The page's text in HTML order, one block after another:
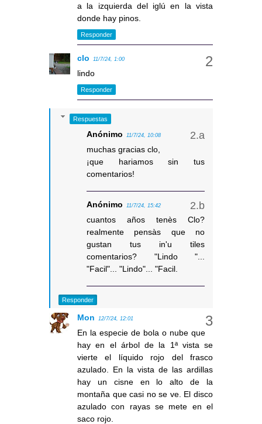
a la izquierda del iglú en la vista
donde hay pinos.
Responder
clo 11/7/24, 1:00
lindo
Responder
Respuestas
Anónimo 11/7/24, 10:08
muchas gracias clo,
¡que hariamos sin tus
comentarios!
Anónimo 11/7/24, 15:42
cuantos años tenès Clo?
realmente pensàs que no
gustan tus in'u tiles
comentarios? "Lindo "...
"Facil"... "Lindo"... "Facil.
Responder
Mon 12/7/24, 12:01
En la especie de bola o nube que
hay en el árbol de la 1ª vista se
vierte el líquido rojo del frasco
azulado. En la vista de las ardillas
hay un cisne en lo alto de la
montaña que casi no se ve. El disco
azulado con rayas se mete en el
saco rojo.